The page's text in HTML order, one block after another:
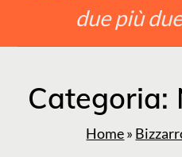
due più
Categoria:
Home»